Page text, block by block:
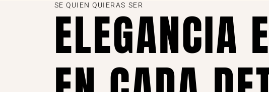
SE QUIEN QUIERAS SER
ELEGANCIA